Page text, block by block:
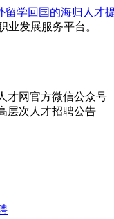
业发展服务平台。
才网官方微信公众号
层次人才招聘公告